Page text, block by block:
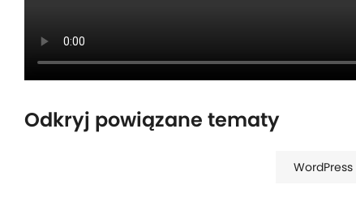
Odkryj powiązane tematy
WordPress